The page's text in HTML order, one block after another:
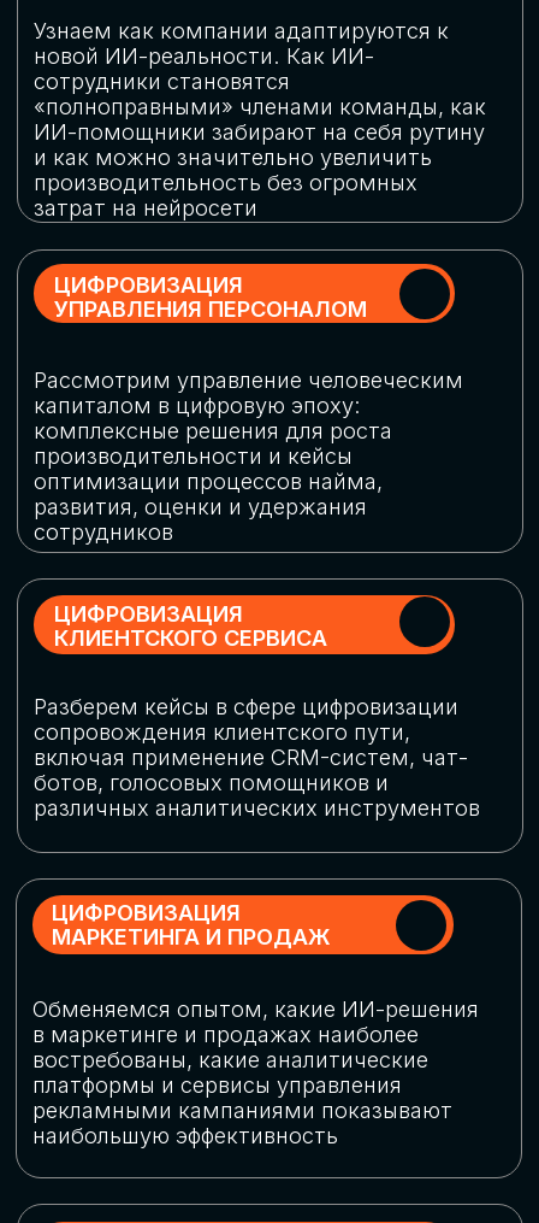
огромную статью затрат
ОБЛАЧНЫЕ ТЕХНОЛОГИИ
Подискутируем, какие облачные решения
существуют на рынке и почему
использование мультиоблачных моделей
не только снижает затраты, но и
«пересборки» бизнес-моделей
СКАЧАТЬ
ПРОГРАММУ
КОНФЕРЕНЦИИ
Оставьте заявку, мы направим вам
программу конференции
СКАЧАТЬ ПРОГРАММУ
СПИКЕРЫ
СТАТЬ СПИКЕРОМ
В конференции участвовали более 120 спикеров